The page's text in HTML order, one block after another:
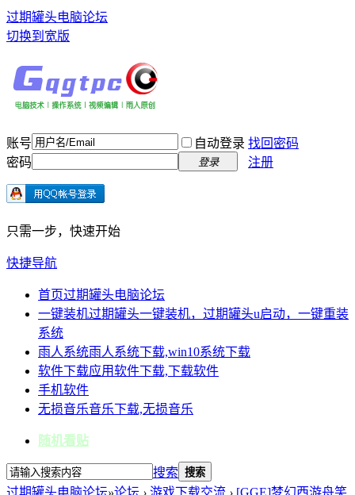
过期罐头电脑论坛
切换到宽版
账号 自动登录 找回密码
密码
登录 注册
只需一步，快速开始
快捷导航
首页过期罐头电脑论坛
一键装机过期罐头一键装机，过期罐头u启动，一键重装
系统
雨人系统雨人系统下载,win10系统下载
软件下载应用软件下载,下载软件
手机软件
无损音乐音乐下载,无损音乐
随机看贴
搜索 搜索
过期罐头电脑论坛»论坛 › 游戏下载交流 › [GGE]梦幻西游舟笑